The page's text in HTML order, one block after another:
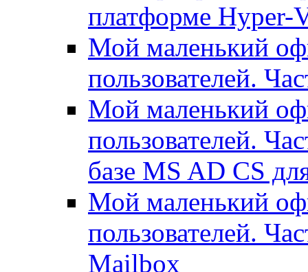
платформе Hyper-
Мой маленький
пользователей.
Мой маленький
пользователей.
базе MS AD CS
Мой маленький
пользователей.
Mailbox